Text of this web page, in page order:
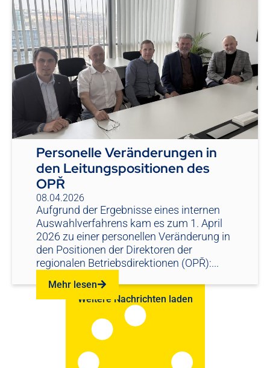
Personelle Veränderungen in
den Leitungspositionen des
OPŘ
08.04.2026
Aufgrund der Ergebnisse eines internen
Auswahlverfahrens kam es zum 1. April
2026 zu einer personellen Veränderung in
den Positionen der Direktoren der
regionalen Betriebsdirektionen (OPŘ):...
Mehr lesen
Weitere Nachrichten laden